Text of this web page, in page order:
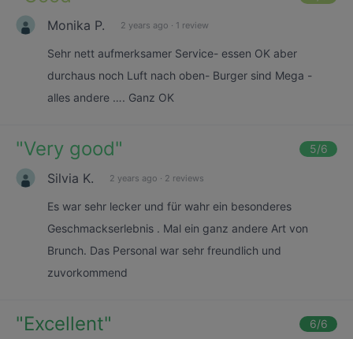
Monika P. 2 years ago · 1 review
Sehr nett aufmerksamer Service- essen OK aber
durchaus noch Luft nach oben- Burger sind Mega -
alles andere …. Ganz OK
"Very good" 5/6
Silvia K. 2 years ago · 2 reviews
Es war sehr lecker und für wahr ein besonderes
Geschmackserlebnis . Mal ein ganz andere Art von
Brunch. Das Personal war sehr freundlich und
zuvorkommend
"Excellent" 6/6